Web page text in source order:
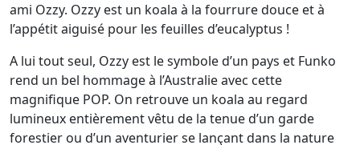
ami Ozzy. Ozzy est un koala à la fourrure douce et à
l’appétit aiguisé pour les feuilles d’eucalyptus !
A lui tout seul, Ozzy est le symbole d’un pays et Funko
rend un bel hommage à l’Australie avec cette
magnifique POP. On retrouve un koala au regard
lumineux entièrement vêtu de la tenue d’un garde
forestier ou d’un aventurier se lançant dans la nature